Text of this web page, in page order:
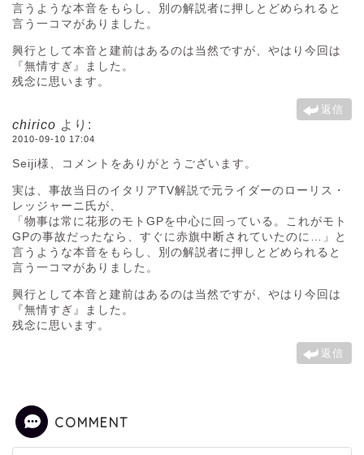
言うような本音をもらし、別の解説者に押しとどめられると
言う一コマがありました。
興行として本音と建前はあるのは当然ですが、やはり今回は
『無情すぎ』ました。
残念に思います。
返信
chirico より:
2010-09-10 17:04
Seiji様、コメントをありがとうございます。
実は、事故当日のイタリアTV解説で元ライダーのローリス・
レッジャーニ氏が、
「物事は常に花形のモトGPを中心に回っている。これがモト
GPの事故だったなら、すぐに赤旗中断されていたのに…」と
言うような本音をもらし、別の解説者に押しとどめられると
言う一コマがありました。
興行として本音と建前はあるのは当然ですが、やはり今回は
『無情すぎ』ました。
残念に思います。
返信
COMMENT